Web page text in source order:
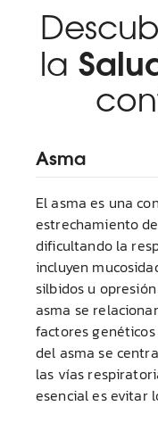
la
Asma
El asma es una
estrechamiento
dificultando la
incluyen
silbidos u
asma se
factores
del asma se
las vías
esencial es evitar